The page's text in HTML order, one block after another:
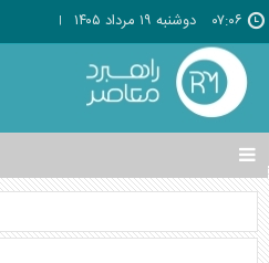
۰۷:۰۶ دوشنبه ۱۹ مرداد ۱۴۰۵
تغییر
وضعیت
منوی
ها